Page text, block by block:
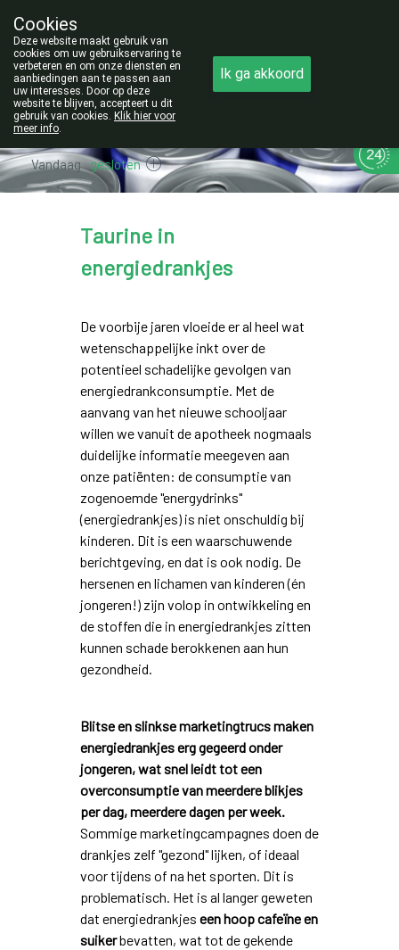
NIEUW ADRES!
011/42.25.56
Vandaag gesloten
Taurine in
energiedrankjes
De voorbije jaren vloeide er al heel wat
wetenschappelijke inkt over de
potentieel schadelijke gevolgen van
energiedrankconsumptie. Met de
aanvang van het nieuwe schooljaar
willen we vanuit de apotheek nogmaals
duidelijke informatie meegeven aan
onze patiënten: de consumptie van
zogenoemde "energydrinks"
(energiedrankjes) is niet onschuldig bij
kinderen. Dit is een waarschuwende
berichtgeving, en dat is ook nodig. De
hersenen en lichamen van kinderen (én
jongeren!) zijn volop in ontwikkeling en
de stoffen die in energiedrankjes zitten
kunnen schade berokkenen aan hun
gezondheid.
Blitse en slinkse marketingtrucs maken
energiedrankjes erg gegeerd onder
jongeren, wat snel leidt tot een
overconsumptie van meerdere blikjes
per dag, meerdere dagen per week.
Sommige marketingcampagnes doen de
drankjes zelf "gezond" lijken, of ideaal
voor tijdens of na het sporten. Dit is
problematisch. Het is al langer geweten
dat energiedrankjes een hoop cafeïne en
suikerbevatten, wat tot de gekende
Cookies
Deze website maakt gebruik van
cookies om uw gebruikservaring te
verbeteren en om onze diensten en
aanbiedingen aan te passen aan
uw interesses. Door op deze
website te blijven, accepteert u dit
gebruik van cookies. Klik hier voor
meer info.
Ik ga akkoord